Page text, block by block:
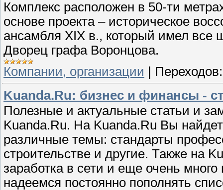
Комплекс расположен в 50-ти
основе проекта – историческое
ансамбля XIX в., который имел все
Дворец графа Воронцова.
Компании, организации
Переходов:
Kuanda.Ru: бизнес и финансы -
Полезные и актуальные статьи и
Kuanda.Ru. На Kuanda.Ru Вы
различные темы: стандарты
строительстве и другие. Также на
заработка в сети и еще очень
надеемся постоянно пополнять